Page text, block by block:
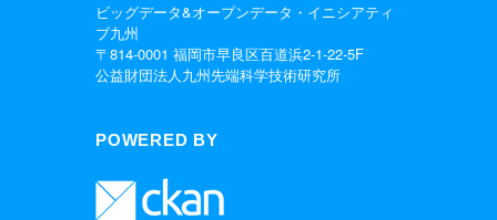
ビッグデータ&オープンデータ・イニシアティ
ブ九州
〒814-0001 福岡市早良区百道浜2-1-22-5F
公益財団法人九州先端科学技術研究所
POWERED BY